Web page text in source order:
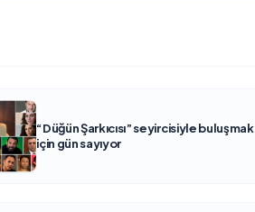
“Düğün Şarkıcısı” seyircisiyle buluşmak
için gün sayıyor